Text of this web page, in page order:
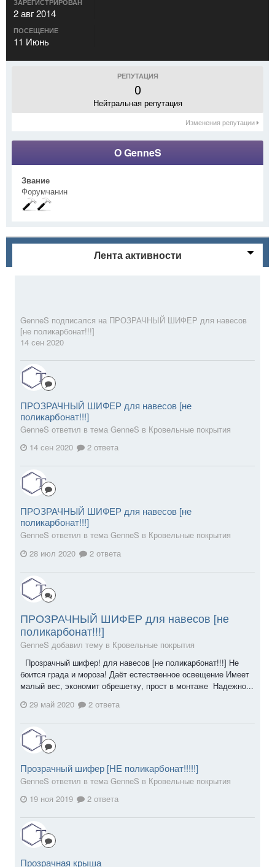
ЗАРЕГИСТРИРОВАН
2 авг 2014
ПОСЕЩЕНИЕ
11 Июнь
РЕПУТАЦИЯ
0
Нейтральная репутация
Изменения репутации
О GenneS
Звание
Форумчанин
Лента активности
GenneS подписался на ПРОЗРАЧНЫЙ ШИФЕР для навесов
[не поликарбонат!!!]
14 сен 2020
ПРОЗРАЧНЫЙ ШИФЕР для навесов [не
поликарбонат!!!]
GenneS ответил в тема GenneS в Кровельные покрытия
14 сен 2020
2 ответа
ПРОЗРАЧНЫЙ ШИФЕР для навесов [не
поликарбонат!!!]
GenneS ответил в тема GenneS в Кровельные покрытия
28 июл 2020
2 ответа
ПРОЗРАЧНЫЙ ШИФЕР для навесов [не
поликарбонат!!!]
GenneS добавил тему в Кровельные покрытия
Прозрачный шифер! для навесов [не поликарбонат!!!] Не
боится града и мороза! Даёт естественное освещение Имеет
малый вес, экономит обрешетку, прост в монтаже Надежно...
29 май 2020
2 ответа
Прозрачный шифер [НЕ поликарбонат!!!!!]
GenneS ответил в тема GenneS в Кровельные покрытия
19 ноя 2019
2 ответа
Прозрачная крыша